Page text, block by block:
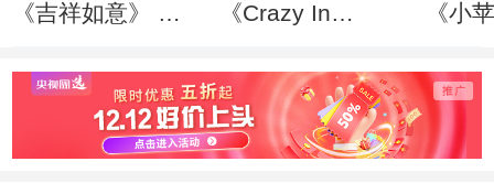
《吉祥如意》 演
《Crazy In
美儿
《小